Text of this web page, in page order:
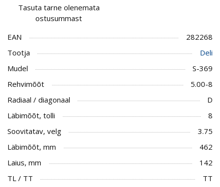
Tasuta tarne olenemata
ostusummast
EAN
282268
Tootja
Deli
Mudel
S-369
Rehvimõõt
5.00-8
Radiaal / diagonaal
D
Läbimõõt, tolli
8
Soovitatav, velg
3.75
Läbimõõt, mm
462
Laius, mm
142
TL / TT
TT